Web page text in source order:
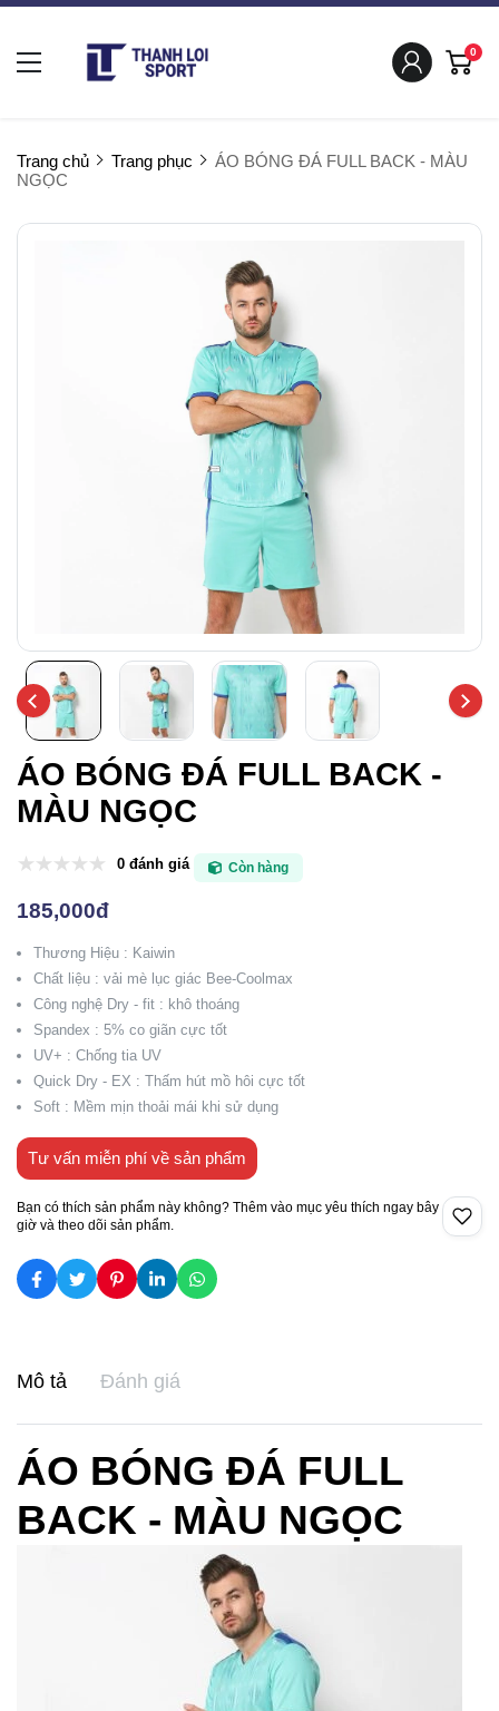
0
Trang chủ Trang phục
ÁO BÓNG ĐÁ FULL BACK - MÀU
NGỌC
ÁO BÓNG ĐÁ FULL BACK -
MÀU NGỌC
0 đánh giá Còn hàng
185,000đ
Thương Hiệu : Kaiwin
Chất liệu : vải mè lục giác Bee-Coolmax
Công nghệ Dry - fit : khô thoáng
Spandex : 5% co giãn cực tốt
UV+ : Chống tia UV
Quick Dry - EX : Thấm hút mồ hôi cực tốt
Soft : Mềm mịn thoải mái khi sử dụng
Tư vấn miễn phí về sản phẩm
Bạn có thích sản phẩm này không? Thêm vào mục yêu thích ngay bây
giờ và theo dõi sản phẩm.
Mô tả Đánh giá
ÁO BÓNG ĐÁ FULL
BACK - MÀU NGỌC